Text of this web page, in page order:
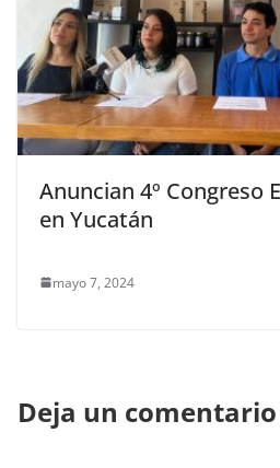
Anuncian 4º Congreso
en Yucatán
mayo 7, 2024
Deja un comentario